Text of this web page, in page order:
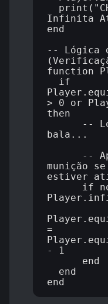
Infinita
end
-- Lógica
function
> 0 or
then
bala...
munição
estiver
=
- 1